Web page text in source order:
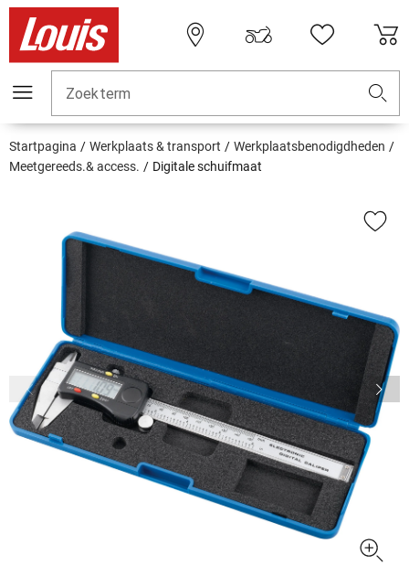
Zoekterm
Startpagina Werkplaats & transport
Werkplaatsbenodigdheden
Meetgereeds.& access.
Digitale schuifmaat